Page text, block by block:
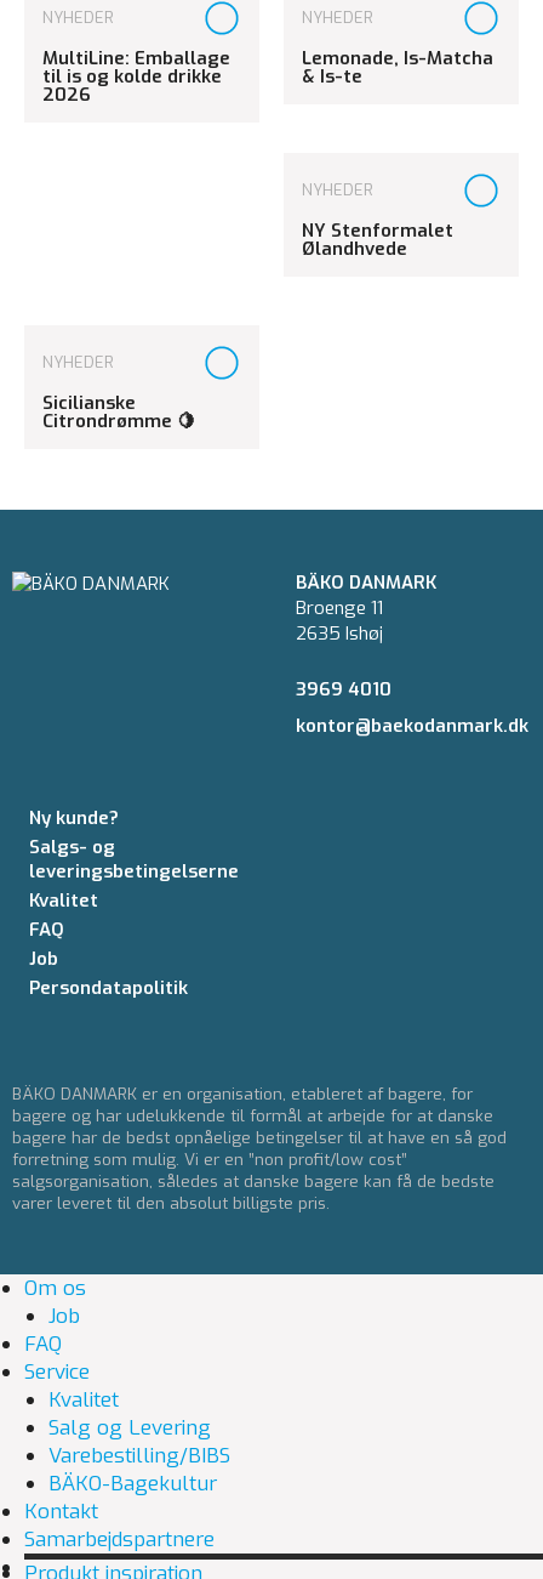
NYHEDER
MultiLine: Emballage
til is og kolde drikke
2026
NYHEDER
Lemonade, Is-Matcha
& Is-te
NYHEDER
NY Stenformalet
Ølandhvede
NYHEDER
Sicilianske
Citrondrømme 🍋
BÄKO DANMARK
Broenge 11
2635 Ishøj
3969 4010
kontor@baekodanmark.dk
Ny kunde?
Salgs- og
leveringsbetingelserne
Kvalitet
FAQ
Job
Persondatapolitik
BÄKO DANMARK er en organisation, etableret af bagere, for
bagere og har udelukkende til formål at arbejde for at danske
bagere har de bedst opnåelige betingelser til at have en så god
forretning som mulig. Vi er en ”non profit/low cost”
salgsorganisation, således at danske bagere kan få de bedste
varer leveret til den absolut billigste pris.
Om os
Job
FAQ
Service
Kvalitet
Salg og Levering
Varebestilling/BIBS
BÄKO-Bagekultur
Kontakt
Samarbejdspartnere
Produkt inspiration